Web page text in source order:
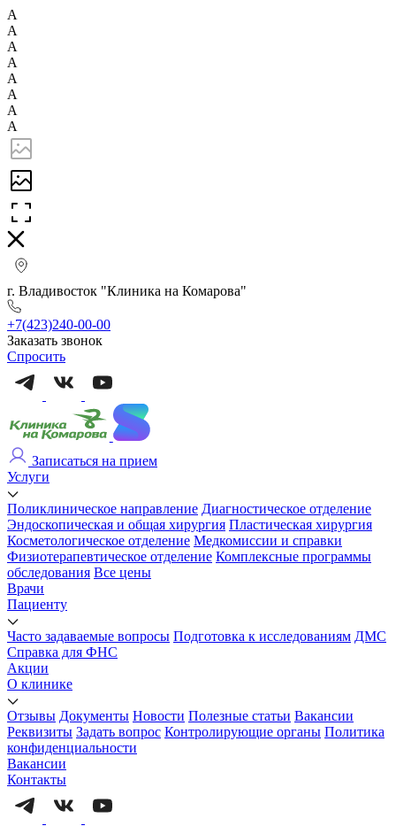
А
А
А
А
А
А
А
А
г. Владивосток "Клиника на Комарова"
+7(423)240-00-00
Заказать звонок
Спросить
Записаться на прием
Услуги
Поликлиническое направление Диагностическое отделение
Эндоскопическая и общая хирургия Пластическая хирургия
Косметологическое отделение Медкомиссии и справки
Физиотерапевтическое отделение Комплексные программы
обследования Все цены
Врачи
Пациенту
Часто задаваемые вопросы Подготовка к исследованиям ДМС
Справка для ФНС
Акции
О клинике
Отзывы Документы Новости Полезные статьи Вакансии
Реквизиты Задать вопрос Контролирующие органы Политика
конфиденциальности
Вакансии
Контакты